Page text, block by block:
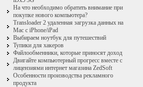
На что необходимо обратить внимание при
покупке нового компьютера?
Transloader 2 удаленная загрузка данных на
Mac с iPhone/iPad
Выбираем ноутбук для путешествий
Тупики для хакеров
Файлообменники, которые приносят доход
Двигайте компьютерный прогресс вместе с
лицензиями интернет магазина ZedSoft
Особенности производства рекламного
продукта